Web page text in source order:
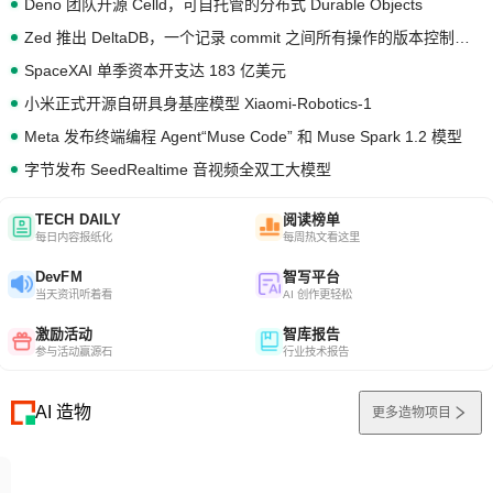
Deno 团队开源 Celld，可自托管的分布式 Durable Objects
SpaceXAI 单季资本开支达 183 亿美元
小米正式开源自研具身基座模型 Xiaomi-Robotics-1
Meta 发布终端编程 Agent“Muse Code” 和 Muse Spark 1.2 模型
字节发布 SeedRealtime 音视频全双工大模型
TECH DAILY
每日内容报纸化
阅读榜单
每周热文看这里
DevFM
当天资讯听着看
智写平台
AI 创作更轻松
激励活动
参与活动赢源石
智库报告
行业技术报告
AI 造物 更多造物项目